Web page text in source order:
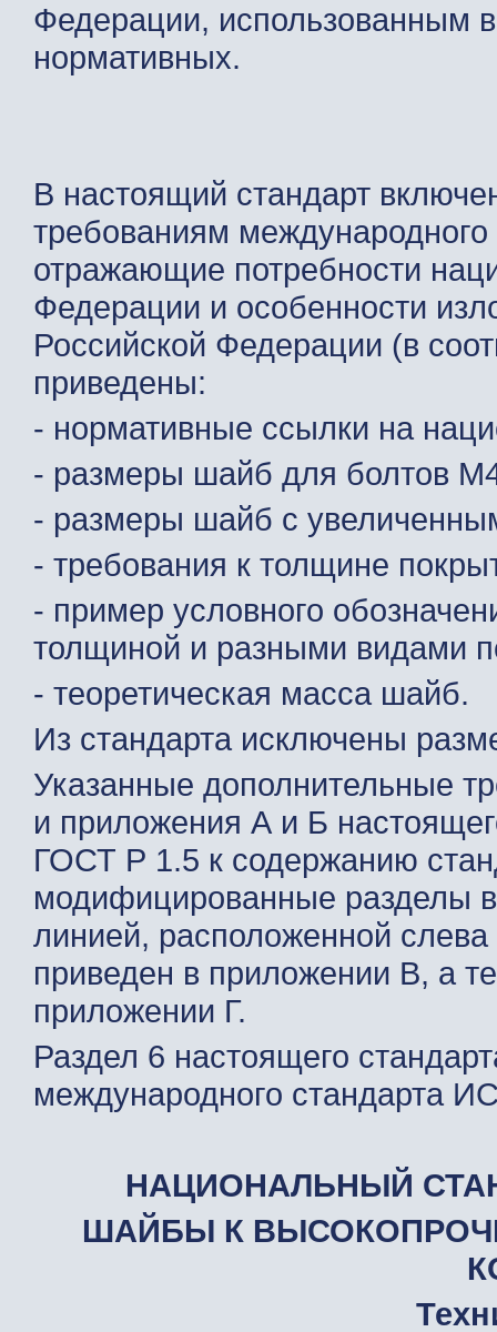
Федерации, использованным
нормативных.
В настоящий стандарт
требованиям
отражающие потребности
Федерации и особенности
Российской Федерации (в
приведены:
- нормативные ссылки на
- размеры шайб для болтов
- размеры шайб с
- требования к толщине
- пример условного
толщиной и разными видами
- теоретическая масса шайб.
Из стандарта исключены
Указанные дополнительные
и приложения А и Б
ГОСТ Р 1.5 к содержанию
модифицированные разделы
линией, расположенной слева
приведен в приложении В, а
приложении Г.
Раздел 6 настоящего
международного стандарта
НАЦИОНАЛЬНЫЙ
ШАЙБЫ К